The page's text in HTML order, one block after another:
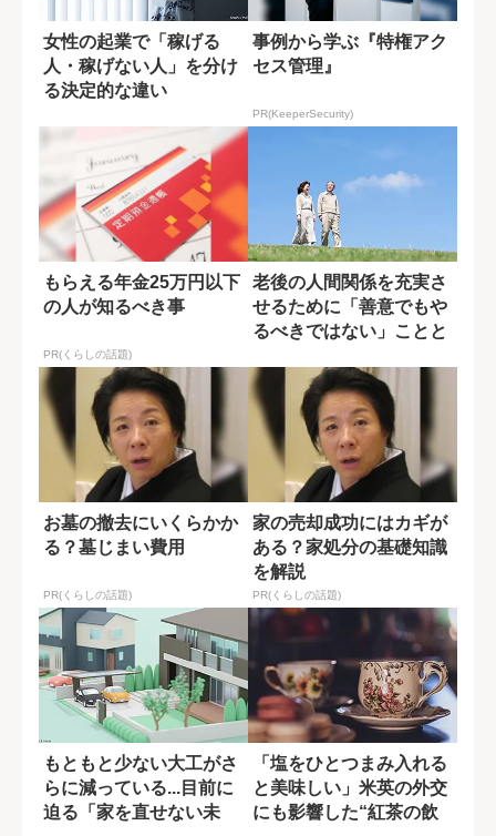
女性の起業で「稼げる
人・稼げない人」を分け
る決定的な違い
事例から学ぶ『特権アク
セス管理』
PR(KeeperSecurity)
もらえる年金25万円以下
の人が知るべき事
PR(くらしの話題)
老後の人間関係を充実さ
せるために「善意でもや
るべきではない」ことと
お墓の撤去にいくらかか
る？墓じまい費用
PR(くらしの話題)
家の売却成功にはカギが
ある？家処分の基礎知識
を解説
PR(くらしの話題)
もともと少ない大工がさ
らに減っている...目前に
迫る「家を直せない未
「塩をひとつまみ入れる
と美味しい」米英の外交
にも影響した“紅茶の飲